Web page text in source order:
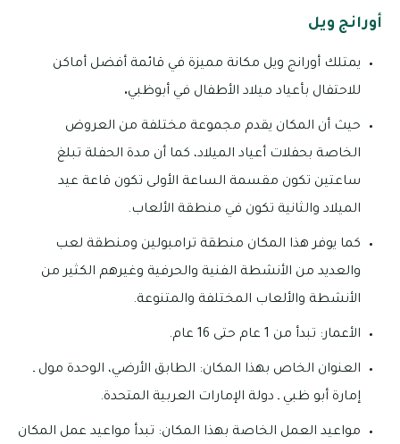
أورانج ويل
يمتلك أورانج ويل مكانة مميزة في قائمة أفضل أماكن
للاحتفال بأعياد ميلاد الأطفال في أبوظبي.
حيث أن المكان يقدم مجموعة مختلفة من العروض
الخاصة بحفلات أعياد الميلاد، كما أن مدة الحفلة تبلغ
ساعتين تكون مقسمة الساعة الأولى تكون قاعة عيد
الميلاد والثانية تكون في منطقة الألعاب.
كما يوفر هذا المكان منطقة ترامبولين ومنطقة لعب
والعديد من الأنشطة الفنية والحرفية وغيرهم الكثير من
الأنشطة والألعاب المختلفة والمتنوعة.
الأعمار: تبدأ من 1 عام حتى 16 عام.
العنوان الخاص بهذا المكان: الطابق الأرضي، الوحدة مول ـ
إمارة أبو ظبي ـ دولة الإمارات العربية المتحدة.
مواعيد العمل الخاصة بهذا المكان: تبدأ مواعيد عمل المكان